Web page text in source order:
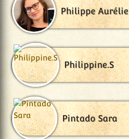
Philippe Aurélie
Philippine.S
Pintado Sara